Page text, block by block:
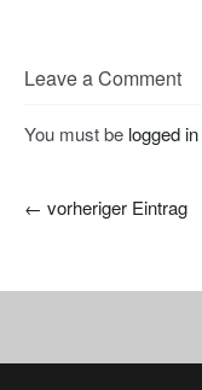
Leave a Comment
You must be logged in
← vorheriger Eintrag